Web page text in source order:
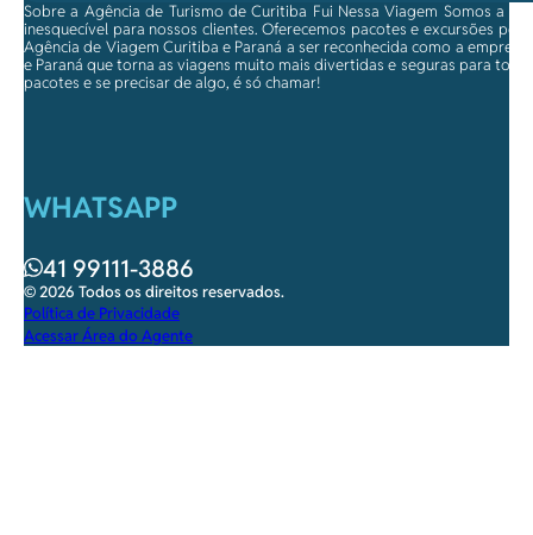
Sobre a Agência de Turismo de Curitiba Fui Nessa Viagem Somos a
inesquecível para nossos clientes. Oferecemos pacotes e excursões
Agência de Viagem Curitiba e Paraná a ser reconhecida como a
e Paraná que torna as viagens muito mais divertidas e seguras para
pacotes e se precisar de algo, é só chamar!
WHATSAPP
41 99111-3886
© 2026 Todos os direitos reservados.
Política de Privacidade
Acessar Área do Agente